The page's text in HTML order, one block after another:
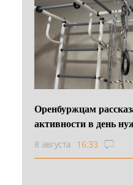
Оренбуржцам
активности в день
8 августа 16:33